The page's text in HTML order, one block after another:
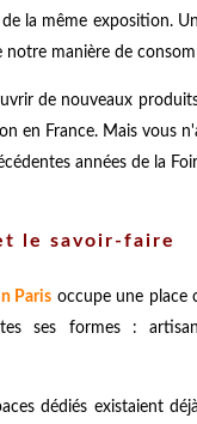
la même exposition.
manière de
de nouveaux
en France. Mais vous
années de la
le savoir-faire
Paris occupe une place
ses formes :
dédiés existaient